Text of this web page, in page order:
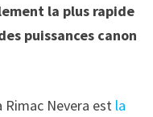
la plus rapide
puissances canon
Rimac Nevera est la